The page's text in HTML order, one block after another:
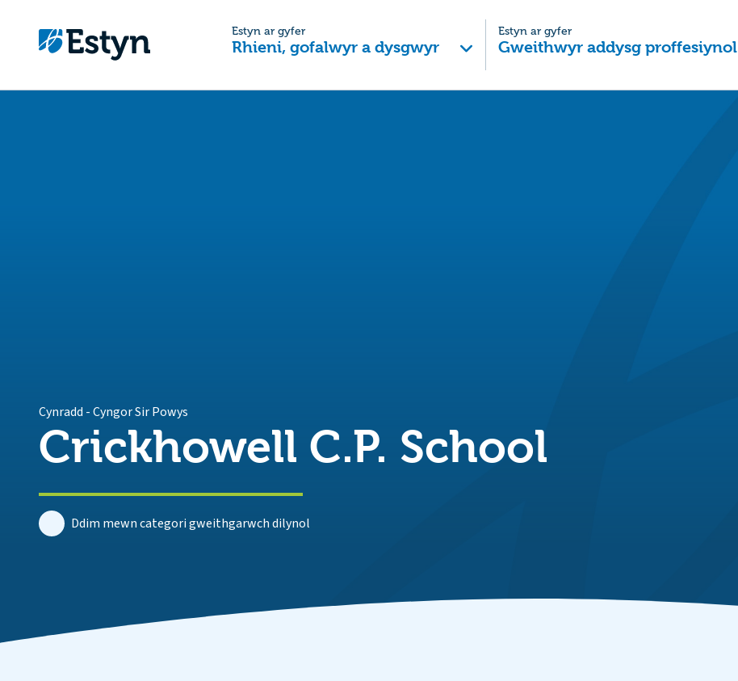
Estyn ar gyfer
Rhieni, gofalwyr a dysgwyr
Estyn ar gyfer
Gweithwyr addysg proffesiynol
Cynradd -Cyngor Sir Powys
Crickhowell C.P. School
Ddim mewn categori gweithgarwch dilynol